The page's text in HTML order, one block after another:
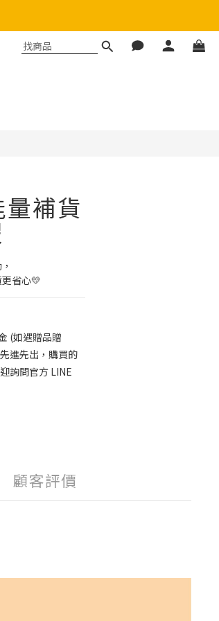
量補貨
省心💛
(如遇贈品贈
進先出，購買的
詢問官方 LINE
顧客評價